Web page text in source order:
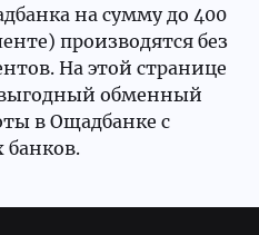
на сумму до 400
производятся без
На этой странице
обменный
в Ощадбанке с